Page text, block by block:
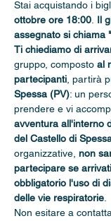
Stai acquistando i
ottobre ore 18:00 Il
assegnato si chiama
Ti chiediamo di
gruppo, composto al
partecipanti , partirà
Spessa (PV): un
prendere e vi
avventura all'interno
del Castello di
organizzative, non
partecipare se
obbligatorio l'uso di
delle vie respiratorie
Non esitare a